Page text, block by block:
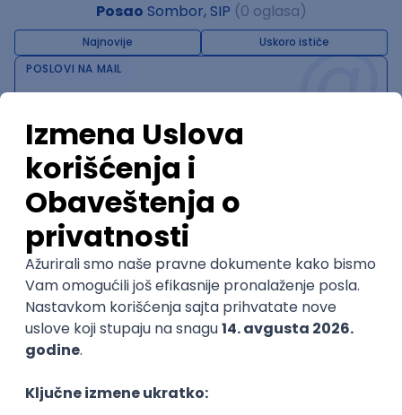
Posao Sombor, SIP (0 oglasa)
Najnovije Uskoro ističe@
POSLOVI NA MAIL
TEHNOLOGIJA
POSLODAVAC
GRAD
SENIORITET
Najnoviji poslovi svakog dana u tvom
inboxu
Prijavi se
Trenutno nema oglasa po traženim kriterijumima
OGLASI PO KRITERIJUMU SIP